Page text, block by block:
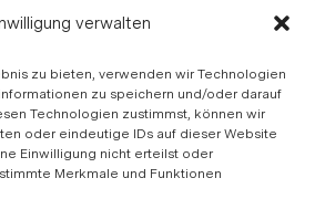
verwalten
zu bieten, verwenden wir Technologien
zu speichern und/oder darauf
Technologien zustimmst, können wir
oder eindeutige IDs auf dieser Website
Einwilligung nicht erteilst oder
Merkmale und Funktionen